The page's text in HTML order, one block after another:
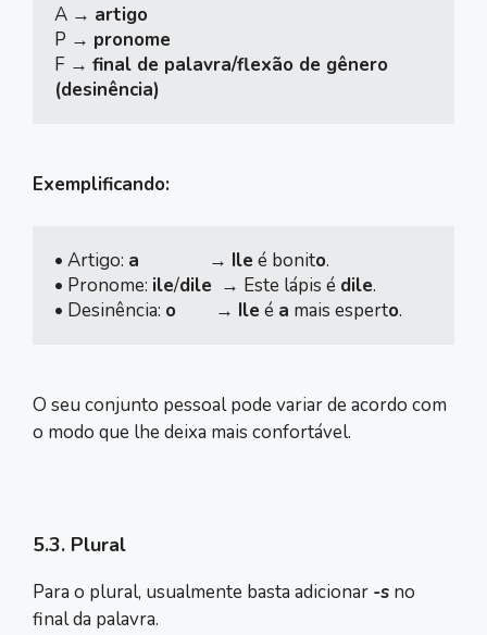
A → artigo
P → pronome
F → final de palavra/flexão de gênero
(desinência)
Exemplificando:
• Artigo: a
                →
Ile é bonito.
• Pronome: ile/dile
  → Este lápis é
dile.
• Desinência: o
         →
Ile é a mais esperto.
O seu conjunto pessoal pode variar de acordo com
o modo que lhe deixa mais confortável.
5.3. Plural
Para o plural, usualmente basta adicionar -s no
final da palavra.